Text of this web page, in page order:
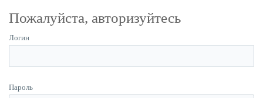
Пожалуйста, авторизуйтесь
Логин
Пароль